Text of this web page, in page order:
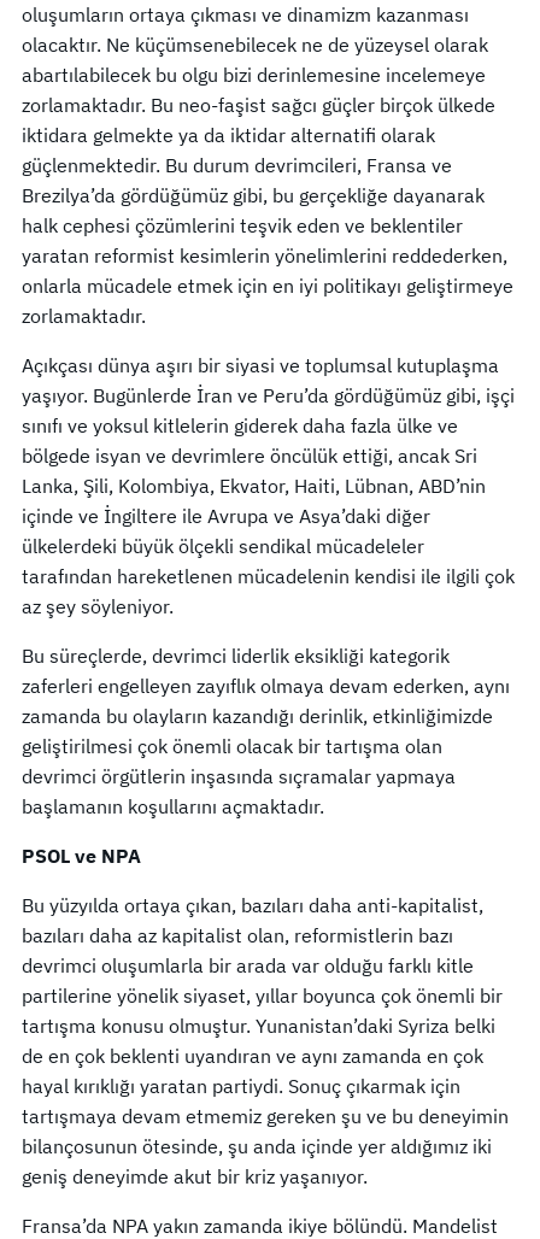
oluşumların ortaya çıkması ve dinamizm kazanması
olacaktır. Ne küçümsenebilecek ne de yüzeysel olarak
abartılabilecek bu olgu bizi derinlemesine incelemeye
zorlamaktadır. Bu neo-faşist sağcı güçler birçok ülkede
iktidara gelmekte ya da iktidar alternatifi olarak
güçlenmektedir. Bu durum devrimcileri, Fransa ve
Brezilya’da gördüğümüz gibi, bu gerçekliğe dayanarak
halk cephesi çözümlerini teşvik eden ve beklentiler
yaratan reformist kesimlerin yönelimlerini reddederken,
onlarla mücadele etmek için en iyi politikayı geliştirmeye
zorlamaktadır.
Açıkçası dünya aşırı bir siyasi ve toplumsal kutuplaşma
yaşıyor. Bugünlerde İran ve Peru’da gördüğümüz gibi, işçi
sınıfı ve yoksul kitlelerin giderek daha fazla ülke ve
bölgede isyan ve devrimlere öncülük ettiği, ancak Sri
Lanka, Şili, Kolombiya, Ekvator, Haiti, Lübnan, ABD’nin
içinde ve İngiltere ile Avrupa ve Asya’daki diğer
ülkelerdeki büyük ölçekli sendikal mücadeleler
tarafından hareketlenen mücadelenin kendisi ile ilgili çok
az şey söyleniyor.
Bu süreçlerde, devrimci liderlik eksikliği kategorik
zaferleri engelleyen zayıflık olmaya devam ederken, aynı
zamanda bu olayların kazandığı derinlik, etkinliğimizde
geliştirilmesi çok önemli olacak bir tartışma olan
devrimci örgütlerin inşasında sıçramalar yapmaya
başlamanın koşullarını açmaktadır.
PSOL ve NPA
Bu yüzyılda ortaya çıkan, bazıları daha anti-kapitalist,
bazıları daha az kapitalist olan, reformistlerin bazı
devrimci oluşumlarla bir arada var olduğu farklı kitle
partilerine yönelik siyaset, yıllar boyunca çok önemli bir
tartışma konusu olmuştur. Yunanistan’daki Syriza belki
de en çok beklenti uyandıran ve aynı zamanda en çok
hayal kırıklığı yaratan partiydi. Sonuç çıkarmak için
tartışmaya devam etmemiz gereken şu ve bu deneyimin
bilançosunun ötesinde, şu anda içinde yer aldığımız iki
geniş deneyimde akut bir kriz yaşanıyor.
Fransa’da NPA yakın zamanda ikiye bölündü. Mandelist